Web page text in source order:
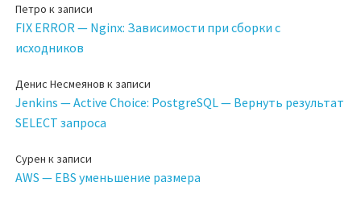
Петро к записи
FIX ERROR — Nginx: Зависимости при сборки с
исходников
Денис Несмеянов к записи
Jenkins — Active Choice: PostgreSQL — Вернуть результат
SELECT запроса
Сурен к записи
AWS — EBS уменьшение размера